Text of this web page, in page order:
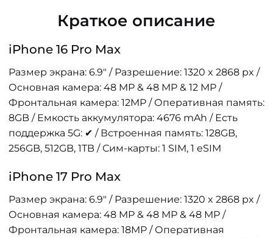
Краткое описание
iPhone 16 Pro Max
Размер экрана: 6.9" / Разрешение: 1320 x 2868 px /
Основная камера: 48 MP & 48 MP & 12 MP /
Фронтальная камера: 12MP / Оперативная память:
8GB / Емкость аккумулятора: 4676 mAh / Есть
поддержка 5G: ✔ / Встроенная память: 128GB,
256GB, 512GB, 1TB / Сим-карты: 1 SIM, 1 eSIM
iPhone 17 Pro Max
Размер экрана: 6.9" / Разрешение: 1320 x 2868 px /
Основная камера: 48 MP & 48 MP & 48 MP /
Фронтальная камера: 18MP / Оперативная